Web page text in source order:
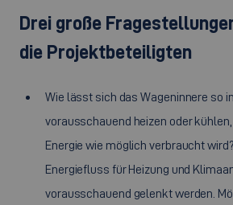
Drei große
die Projektbeteiligten
Wie lässt sich das Wageninnere so
vorausschauend heizen oder
Energie wie möglich verbraucht
Energiefluss für Heizung und
vorausschauend gelenkt werden.